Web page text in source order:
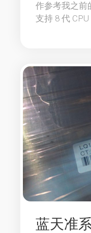
作参考我之前
支持 8 代
蓝天准